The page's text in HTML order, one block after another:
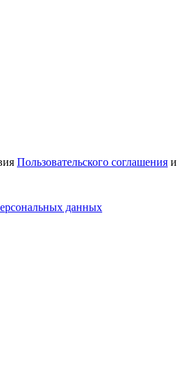
Пользовательского соглашения и
данных